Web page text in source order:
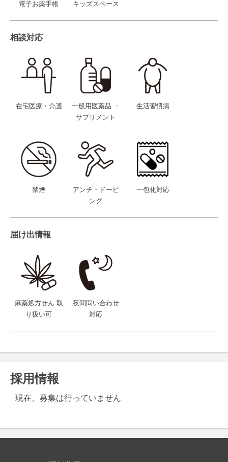
電子お薬手帳 キッズスペース
相談対応
在宅医療・介護
一般用医薬品 ・
サプリメント
生活習慣病
禁煙
アンチ・ドーピ
ング
一包化対応
届け出情報
麻薬処方せん 取
り扱い可
夜間問い合わせ
対応
採用情報
現在、募集は行っていません